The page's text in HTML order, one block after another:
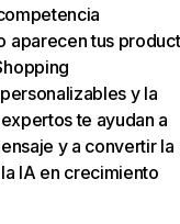
aparecen tus
y la
te ayudan a
y a convertir la
IA en crecimiento